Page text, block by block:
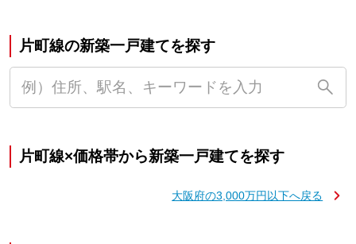
片町線の新築一戸建てを探す
片町線×価格帯から新築一戸建てを探す
大阪府の3,000万円以下へ戻る